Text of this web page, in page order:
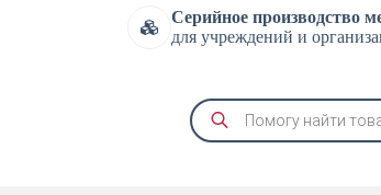
Серийное производство
для учреждений и
Поиск
товаров